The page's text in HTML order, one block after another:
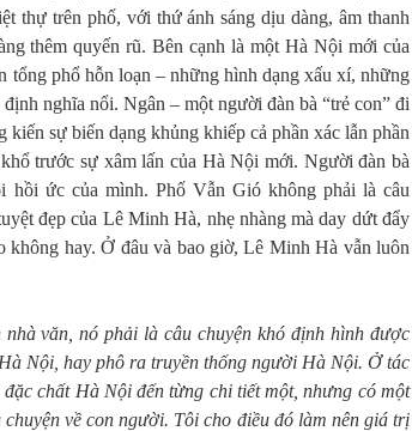
thự trên phố, với thứ ánh sáng dịu dàng, âm thanh
thêm quyến rũ. Bên cạnh là một Hà Nội mới của
tổng phổ hỗn loạn – những hình dạng xấu xí, những
nghĩa nổi. Ngân – một người đàn bà “trẻ con” đi
sự biến dạng khủng khiếp cả phần xác lẫn phần
trước sự xâm lấn của Hà Nội mới. Người đàn bà
ức của mình. Phố Vẫn Gió không phải là câu
đẹp của Lê Minh Hà, nhẹ nhàng mà day dứt đẩy
không hay. Ở đâu và bao giờ, Lê Minh Hà vẫn luôn
nhà văn, nó phải là câu chuyện khó định hình được
Nội, hay phô ra truyền thống người Hà Nội. Ở tác
chất Hà Nội đến từng chi tiết một, nhưng có một
về con người. Tôi cho điều đó làm nên giá trị